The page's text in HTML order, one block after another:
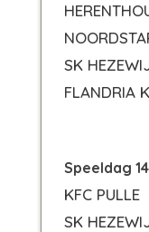
SK
FLANDRIA
Speeldag
KFC PULLE
SK